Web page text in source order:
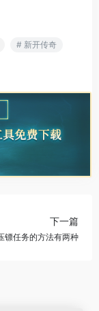
# 新开传奇
下一篇
镖任务的方法有两种